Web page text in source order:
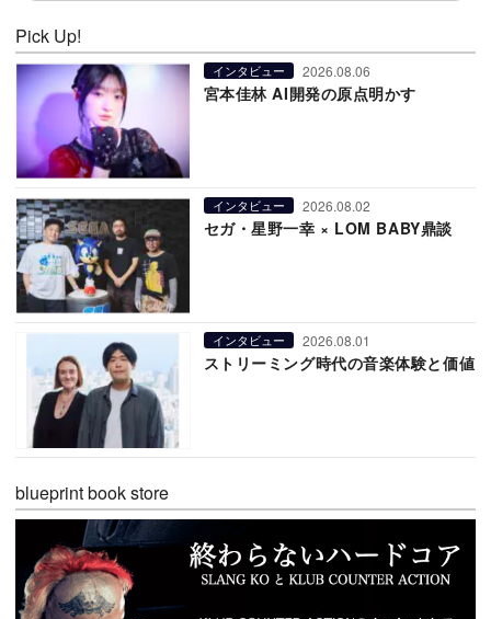
Pick Up!
インタビュー 2026.08.06
宮本佳林 AI開発の原点明かす
インタビュー 2026.08.02
セガ・星野一幸 × LOM BABY鼎談
インタビュー 2026.08.01
ストリーミング時代の音楽体験と価値
blueprint book store